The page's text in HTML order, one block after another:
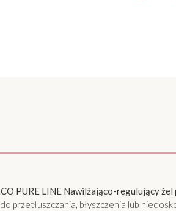
PURE LINE Nawilżająco-regulujący żel
błyszczenia lub